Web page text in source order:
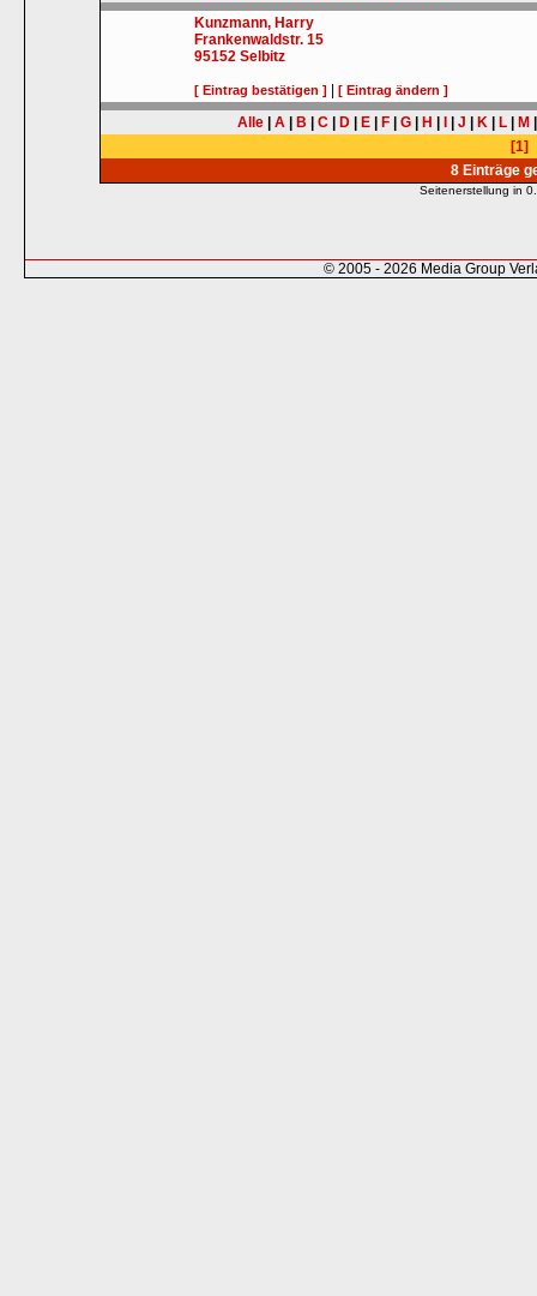
Kunzmann, Harry
Frankenwaldstr. 15
95152 Selbitz
[ Eintrag bestätigen ] |[ Eintrag ändern ]
Alle A B C D E F G H J K L M
[1]
8 Einträge
Seitenerstellung in
© 2005 - 2026 Media Group